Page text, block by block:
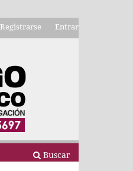
Buscar
Registrarse Entrar